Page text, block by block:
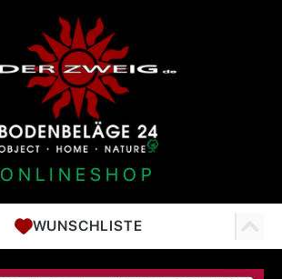
ONLINESHOP
WUNSCHLISTE